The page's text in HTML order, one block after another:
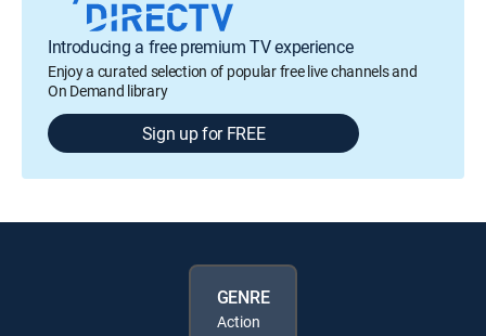
Introducing a free premium TV experience
Enjoy a curated selection of popular free live channels and
On Demand library
Sign up for FREE
GENRE
Action